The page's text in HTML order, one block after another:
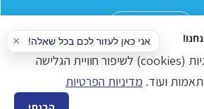
אנחנו משתמשים בעוגיות (cookies) לשיפור חוויית הגלישה
ועוד. מדיניות הפרטיות